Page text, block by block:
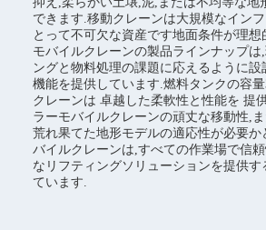
できます.移動クレーンは大規模なイン
とって不可欠な資産です地面条件が理想
モバイルクレーンの製品ラインナップは
ングと物料処理の課題に応えるように設
機能を提供しています.燃料タンクの容
クレーンは 卓越した柔軟性と性能を 提
ラーモバイルクレーンの頑丈な移動性,
荒れ果てた地形モデルの適応性が必要か
バイルクレーンは,すべての作業場で信
なリフティングソリューションを提供
ています.